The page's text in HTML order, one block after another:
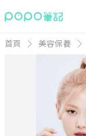
首頁 美容保養